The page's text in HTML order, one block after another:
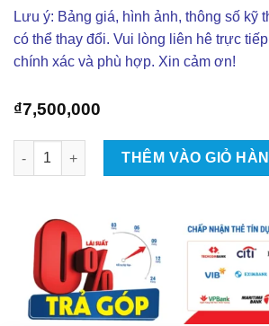
Lưu ý: Bảng giá, hình ảnh, thông số kỹ
có thể thay đổi. Vui lòng liên hê trực
chính xác và phù hợp. Xin cảm ơn!
₫7,500,000
Android Box Cho Xe VinFast Herio Green
THÊM VÀO GIỎ